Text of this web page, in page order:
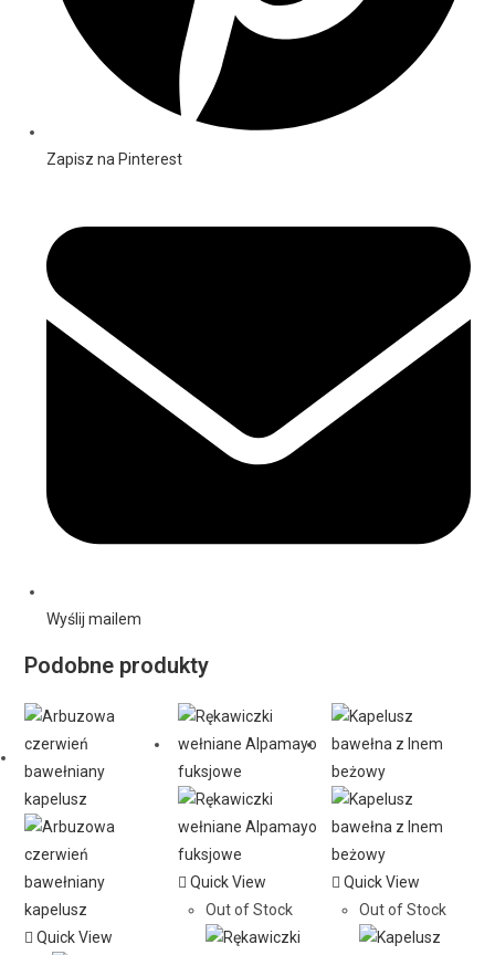
Zapisz na Pinterest
Wyślij mailem
Podobne produkty
Quick View
Quick View
Out of Stock
Quick View
Out of Stock